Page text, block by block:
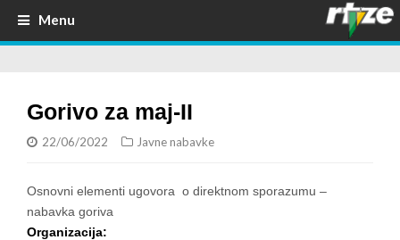
Menu
Gorivo za maj-II
22/06/2022 Javne nabavke
Osnovni elementi ugovora o direktnom sporazumu –
nabavka goriva
Organizacija: